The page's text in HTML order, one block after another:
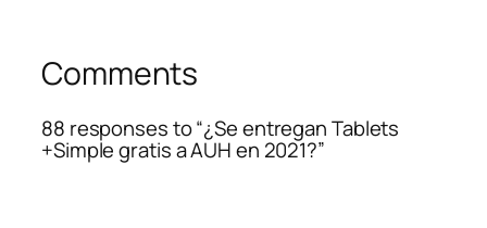
Comments
88 responses to “¿Se entregan Tablets
+Simple gratis a AUH en 2021?”